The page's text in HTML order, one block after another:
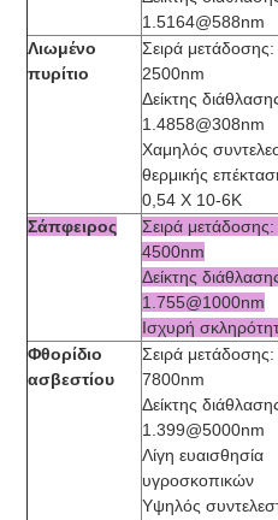
1.5164@588nm
Λιωμένο
πυρίτιο
Σειρά
2500nm
Δείκτης
1.4858@308nm
Χαμηλός
θερμικής
0,54 Χ 10-6K
Σάπφειρος
Σειρά
4500nm
Δείκτης
1.755@1000nm
Ισχυρή
Φθορίδιο
ασβεστίου
Σειρά
7800nm
Δείκτης
1.399@5000nm
Λίγη ευαισθησία
υγροσκοπικών
Υψηλός